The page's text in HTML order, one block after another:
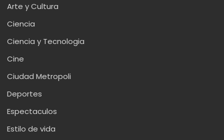
Arte y Cultura
Ciencia
Ciencia y Tecnologia
Cine
Ciudad Metropoli
Deportes
Espectaculos
Estilo de vida